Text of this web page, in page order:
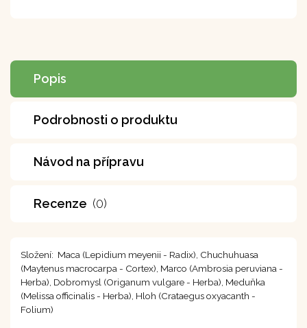
Popis
Podrobnosti o produktu
Návod na přípravu
Recenze (0)
Složení: Maca (Lepidium meyenii - Radix), Chuchuhuasa
(Maytenus macrocarpa - Cortex), Marco (Ambrosia peruviana -
Herba), Dobromysl (Origanum vulgare - Herba), Meduňka
(Melissa officinalis - Herba), Hloh (Crataegus oxyacanth -
Folium)